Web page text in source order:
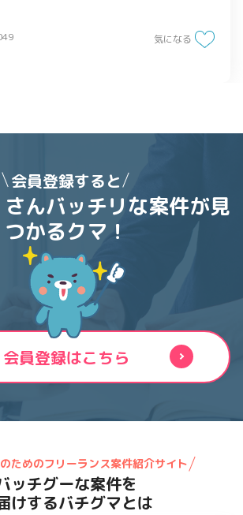
気になる
会員登録すると
んバッチリな案件が見
つかるクマ！
会員登録はこちら
ためのフリーランス案件紹介サイト
ッチグーな案件を
けするバチグマとは